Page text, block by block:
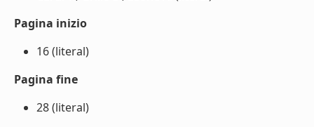
Pagina inizio
16 (literal)
Pagina fine
28 (literal)